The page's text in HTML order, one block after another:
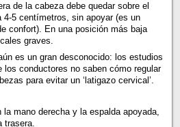
de la cabeza debe quedar sobre el
4-5 centímetros, sin apoyar (es un
confort). En una posición más baja
graves.
es un gran desconocido: los estudios
los conductores no saben cómo regular
para evitar un ‘latigazo cervical’.
la mano derecha y la espalda apoyada,
trasera.